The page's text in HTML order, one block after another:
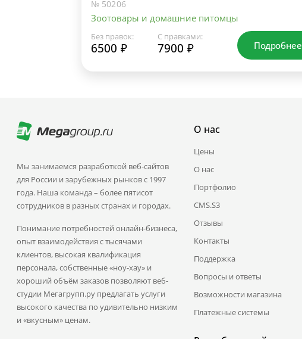
№ 50206
Зоотовары и домашние питомцы
Без правок:
6500 ₽
С правками:
7900 ₽ Подробнее
Мы занимаемся разработкой веб-сайтов
для России и зарубежных рынков с 1997
года. Наша команда – более пятисот
сотрудников в разных странах и городах.
Понимание потребностей онлайн-бизнеса,
опыт взаимодействия с тысячами
клиентов, высокая квалификация
персонала, собственные «ноу-хау» и
хороший объём заказов позволяют веб-
студии Мегагрупп.ру предлагать услуги
высокого качества по удивительно низким
и «вкусным» ценам.
О нас
Цены
О нас
Портфолио
CMS.S3
Отзывы
Контакты
Поддержка
Вопросы и ответы
Возможности магазина
Платежные системы